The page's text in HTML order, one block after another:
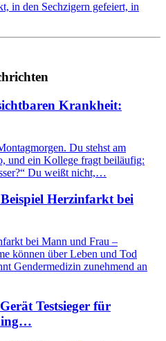
in den Sechzigern gefeiert, in
Krankheit:
Du stehst am
und ein Kollege fragt beiläufig:
Du weißt nicht,…
Herzinfarkt bei
bei Mann und Frau –
können über Leben und Tod
Gendermedizin zunehmend an
Testsieger für